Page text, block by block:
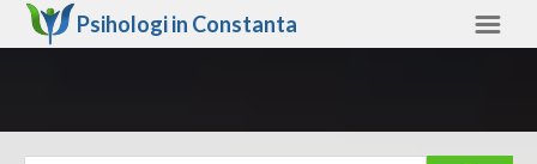
Psihologi in Constanta